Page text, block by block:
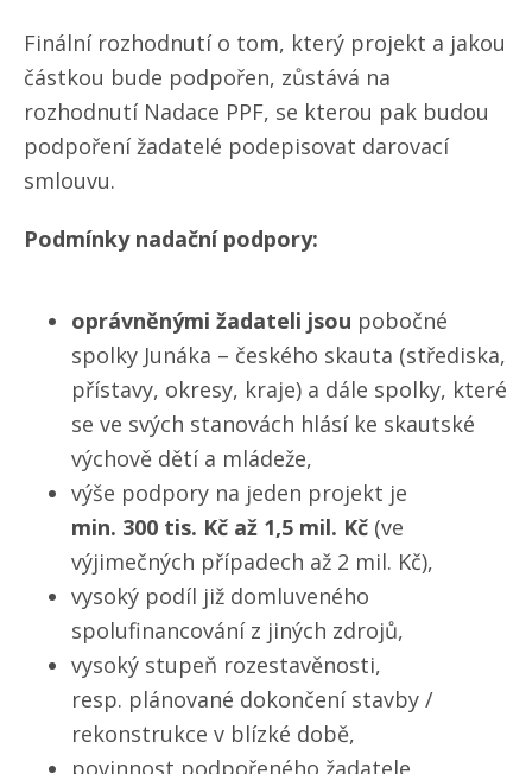
Finální rozhodnutí o tom, který projekt a jakou
částkou bude podpořen, zůstává na
rozhodnutí Nadace PPF, se kterou pak budou
podpoření žadatelé podepisovat darovací
smlouvu.
Podmínky nadační podpory:
oprávněnými žadateli jsou pobočné
spolky Junáka – českého skauta (střediska,
přístavy, okresy, kraje) a dále spolky, které
se ve svých stanovách hlásí ke skautské
výchově dětí a mládeže,
výše podpory na jeden projekt je
min. 300 tis. Kč až 1,5 mil. Kč (ve
výjimečných případech až 2 mil. Kč),
vysoký podíl již domluveného
spolufinancování z jiných zdrojů,
vysoký stupeň rozestavěnosti,
resp. plánované dokončení stavby /
rekonstrukce v blízké době,
povinnost podpořeného žadatele